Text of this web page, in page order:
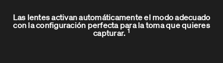
Las lentes activan automáticamente el modo adecuado
con la configuración perfecta para la toma que quieres
capturar. 1